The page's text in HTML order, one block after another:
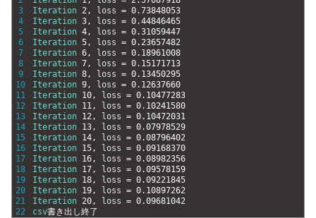
3
4
5
6
7
8
9
10
11
12
13
14
15
16
17
18
19
20
21
22
Iteration 2, loss = 0.73848053
Iteration 3, loss = 0.44846465
Iteration 4, loss = 0.31059447
Iteration 5, loss = 0.23657482
Iteration 6, loss = 0.18961008
Iteration 7, loss = 0.15171713
Iteration 8, loss = 0.13450295
Iteration 9, loss = 0.12637660
Iteration 10, loss = 0.10477283
Iteration 11, loss = 0.10241580
Iteration 12, loss = 0.10472031
Iteration 13, loss = 0.07978529
Iteration 14, loss = 0.08796402
Iteration 15, loss = 0.09168370
Iteration 16, loss = 0.08982356
Iteration 17, loss = 0.09578159
Iteration 18, loss = 0.09221845
Iteration 19, loss = 0.10897262
Iteration 20, loss = 0.09681042
csv書き出し終了